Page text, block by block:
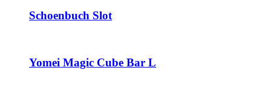
Schoenbuch Slot
Yomei Magic Cube Bar L